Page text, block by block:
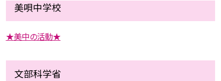
美唄中学校
★美中の活動★
文部科学省